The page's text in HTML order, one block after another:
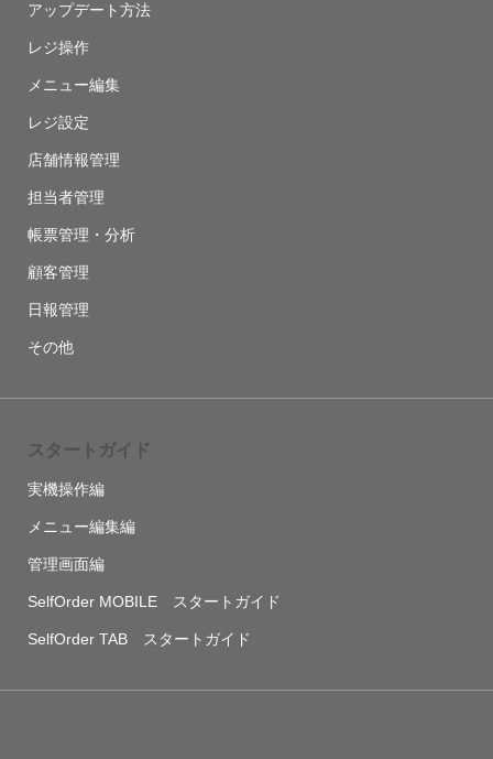
アップデート方法
レジ操作
メニュー編集
レジ設定
店舗情報管理
担当者管理
帳票管理・分析
顧客管理
日報管理
その他
スタートガイド
実機操作編
メニュー編集編
管理画面編
SelfOrder MOBILE スタートガイド
SelfOrder TAB スタートガイド